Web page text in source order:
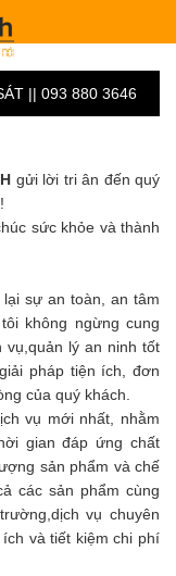
|| 093 880 3646
gửi lời tri ân đến quý
sức khỏe và thành
sự an toàn, an tâm
không ngừng cung
vụ,quản lý an ninh tốt
pháp tiện ích, đơn
của quý khách.
vụ mới nhất, nhằm
gian đáp ứng chất
sản phẩm và chế
các sản phẩm cùng
vụ chuyên
và tiết kiệm chi phí